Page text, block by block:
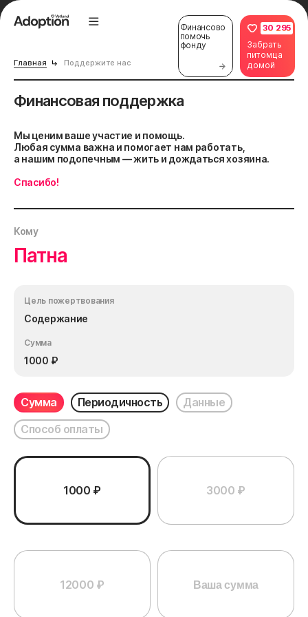
Финансово
помочь
фонду
30 295
Забрать
питомца
домой
Главная Поддержите нас
Финансовая поддержка
Мы ценим ваше участие и помощь.
Любая сумма важна и помогает нам работать,
а нашим подопечным — жить и дождаться хозяина.
Спасибо!
Кому
Патна
Цель пожертвования
Содержание
Сумма
1000 ₽
Сумма Периодичность
Данные
Способ оплаты
1000 ₽ 3000 ₽
12000 ₽